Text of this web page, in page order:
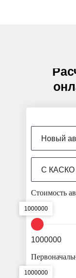
Стоимость
1000000
1000000
1000000